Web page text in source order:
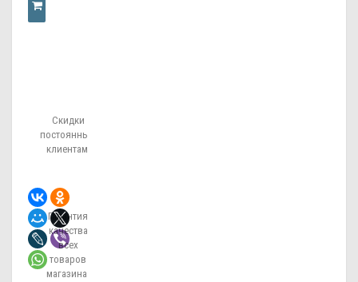
ОДИНСкидки
постоянным
клиентам!
Гарантия
качества
всех
товаров
магазина!